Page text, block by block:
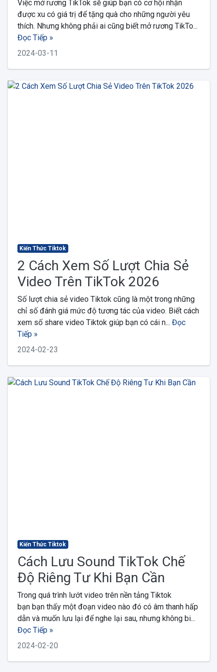
Việc mở rương TikTok sẽ giúp bạn có cơ hội nhận
được xu có giá trị để tặng quà cho những người yêu
thích. Nhưng không phải ai cũng biết mở rương TikTo...
Đọc Tiếp »
2024-03-11
Kiến Thức Tiktok
2 Cách Xem Số Lượt Chia Sẻ
Video Trên TikTok 2026
Số lượt chia sẻ video Tiktok cũng là một trong những
chỉ số đánh giá mức độ tương tác của video. Biết cách
xem số share video Tiktok giúp bạn có cái n... Đọc
Tiếp »
2024-02-23
Kiến Thức Tiktok
Cách Lưu Sound TikTok Chế
Độ Riêng Tư Khi Bạn Cần
Trong quá trình lướt video trên nền tảng Tiktok
bạn bạn thấy một đoạn video nào đó có âm thanh hấp
dẫn và muốn lưu lại để nghe lại sau, nhưng không bi...
Đọc Tiếp »
2024-02-20